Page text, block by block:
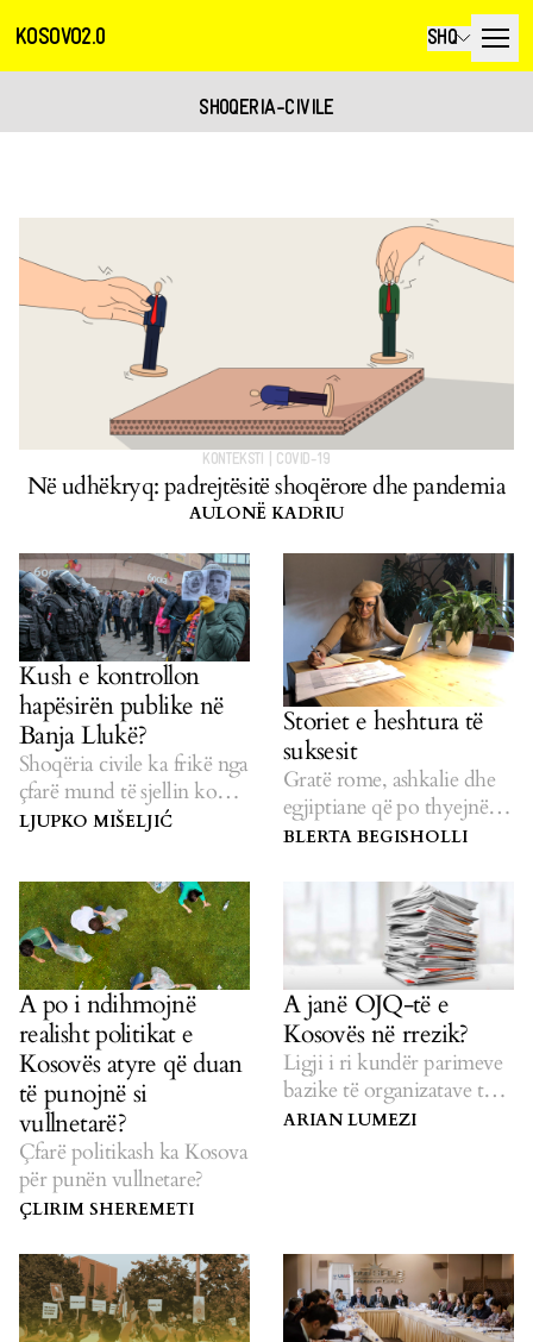
KOSOVO2.0 SHQ
SHOQERIA-CIVILE
KONTEKSTI COVID-19
Në udhëkryq: padrejtësitë shoqërore dhe pandemia
AULONË KADRIU
Kush e kontrollon
hapësirën publike në
Banja Llukë?
Shoqëria civile ka frikë nga
çfarë mund të sjellin kohët
pas Koronës.
LJUPKO MIŠELJIĆ
Storiet e heshtura të
suksesit
Gratë rome, ashkalie dhe
egjiptiane që po thyejnë
stereotipet.
BLERTA BEGISHOLLI
A po i ndihmojnë
realisht politikat e
Kosovës atyre që duan
të punojnë si
vullnetarë?
Çfarë politikash ka Kosova
për punën vullnetare?
ÇLIRIM SHEREMETI
A janë OJQ-të e
Kosovës në rrezik?
Ligji i ri kundër parimeve
bazike të organizatave të
shoqërisë civile.
ARIAN LUMEZI